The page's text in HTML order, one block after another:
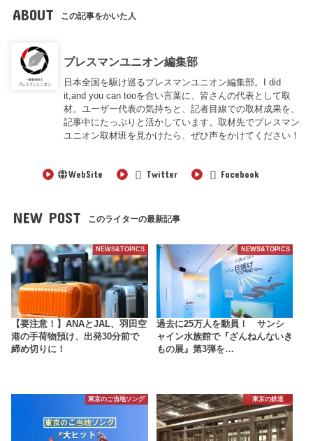
ABOUT この記事をかいた人
プレスマンユニオン編集部
日本全国を駆け巡るプレスマンユニオン編集部。I did
it,and you can tooを合い言葉に、皆さんの代表として取
材。ユーザー代表の気持ちと、記者目線での取材成果を、
記事中にたっぷりと活かしています。取材先でプレスマン
ユニオン取材班を見かけたら、ぜひ声をかけてください！
WebSite Twitter Facebook
NEW POST このライターの最新記事
NEWS&TOPICS
【要注意！】ANAとJAL、羽田空
港の手荷物預け、出発30分前で
締め切りに！
NEWS&TOPICS
過去に25万人を動員！ サンシ
ャイン水族館で『ざんねんないき
もの展』第3弾を…
東京のご当地ソング 東京の鉄道